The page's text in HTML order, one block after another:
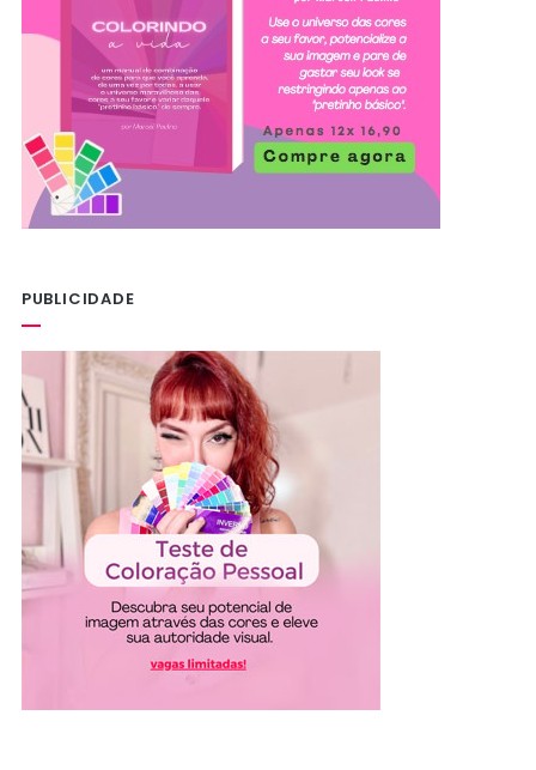
PUBLICIDADE